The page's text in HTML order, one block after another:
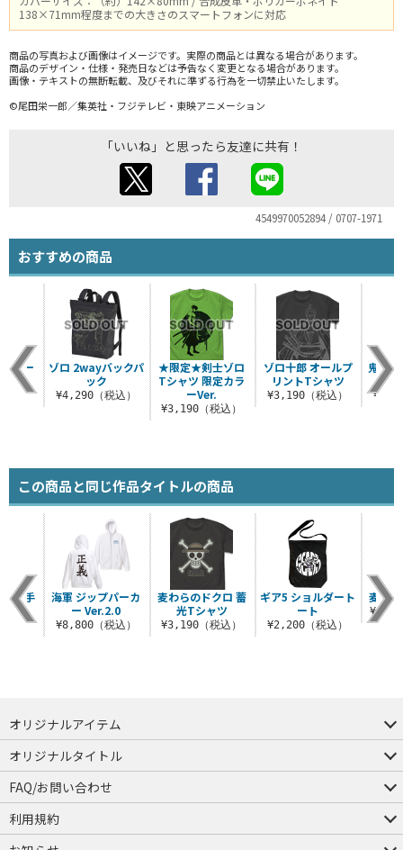
138×71mm程度までの大きさのスマートフォンに対応
商品の写真および画像はイメージです。実際の商品とは異なる場合があります。
商品のデザイン・仕様・発売日などは予告なく変更となる場合があります。
画像・テキストの無断転載、及びそれに準ずる行為を一切禁止いたします。
©尾田栄一郎／集英社・フジテレビ・東映アニメーション
「いいね」と思ったら友達に共有！
4549970052894 / 0707-1971
おすすめの商品
★限定★剣士ゾロ
Tシャツ 限定カラ
ーVer.
¥3,190（税込）
ゾロ十郎 オールプ
リントTシャツ
¥3,190（税込）
鬼気
ジッ
ャー
込）
ゾロ 2wayバックパ
ック
¥4,290（税込）
この商品と同じ作品タイトルの商品
麦わらのドクロ 蓄
光Tシャツ
¥3,190（税込）
ギア5 ショルダート
ート
¥2,200（税込）
麦わ
薄手
カー
海軍 ジップパーカ
ー Ver.2.0
¥8,800（税込）
オリジナルアイテム
つままれ
つかまれ
ピョコッテ
オリジナルタイトル
アイテムヤ
ミスカトニック大學購買部
FAQ/お問い合わせ
FAQ
お問い合わせ
利用規約
会員規約・ポイント規約
特定商取引法に関する表示
プライバシーポリシー